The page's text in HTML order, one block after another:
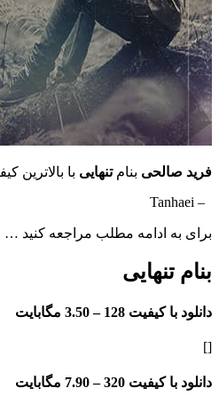
بنامتنهاییبا بالاترین کیفیت
مطلب مراجعه کنید …
128 – 3.50 مگابایت
320 – 7.90 مگابایت